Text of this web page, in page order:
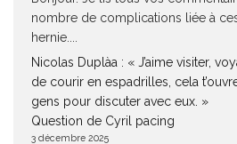
nombre de complications liée à
hernie....
Nicolas Duplàa : « J’aime visiter,
de courir en espadrilles, cela
gens pour discuter avec eux. »
Question de Cyril pacing
3 décembre 2025